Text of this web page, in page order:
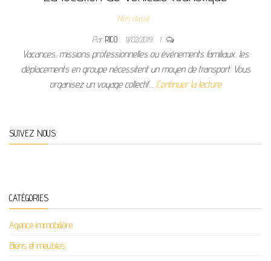
Non classé
ParRICO 11/02/2019 1
Vacances, missions professionnelles ou événements familiaux, les
déplacements en groupe nécessitent un moyen de transport. Vous
organisez un voyage collectif… Continuer la lecture
SUIVEZ NOUS
CATÉGORIES
Agence immobilière
Biens et meubles